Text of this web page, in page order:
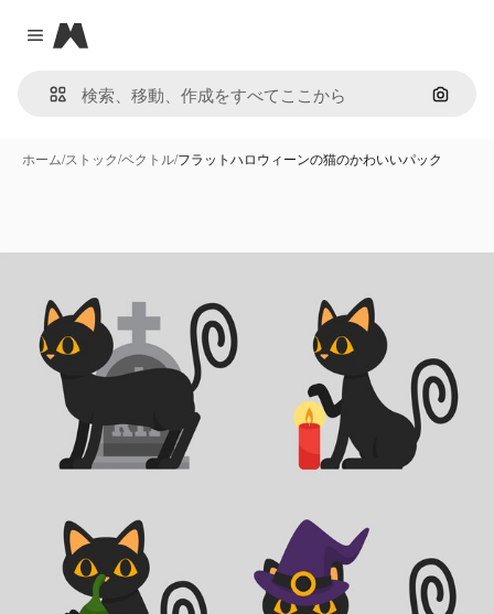
Close menu
Magnific
画像で
ホーム/ストック/ベクトル/フラットハロウィーンの猫のかわいいパック